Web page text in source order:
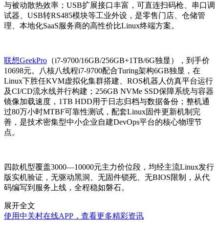
与被动散热效率；USB扩展接口丰富，可直连扫码枪、串口调
试器、USB转RS485模块等工业外设，是零售门店、仓储管
理、本地化SaaS服务商的高性价比Linux终端方案。
联想GeekPro （i7-9700/16GB/256GB+1TB/6G独显），到手价
10698元。八核八线程i7-9700配合Turing架构6GB独显，在
Linux下胜任KVM虚拟化集群搭建、ROS机器人仿真平台运行
及CI/CD流水线并行构建；256GB NVMe SSD保障系统与容器
镜像加载速度，1TB HDD用于日志归档与数据备份；整机通
过80万小时MTBF可靠性测试，配套Linux固件更新机制完
善，是技术密集型中小企业自建DevOps平台的核心物理节
点。
四款机型覆盖3000—10000元主力价位段，均经主流Linux发行
版实机验证，无驱动黑洞、无固件锁死、无BIOS限制，从代
码编写到服务上线，全程稳如磐石。
展开全文
使用中关村在线APP，查看更多精彩资讯